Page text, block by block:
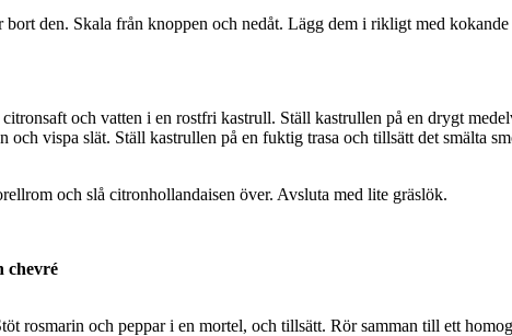
den. Skala från knoppen och nedåt. Lägg dem i rikligt med
och vatten i en rostfri kastrull. Ställ kastrullen på en drygt
vispa slät. Ställ kastrullen på en fuktig trasa och tillsätt det smälta
och slå citronhollandaisen över. Avsluta med lite gräslök.
chevré
rosmarin och peppar i en mortel, och tillsätt. Rör samman till ett